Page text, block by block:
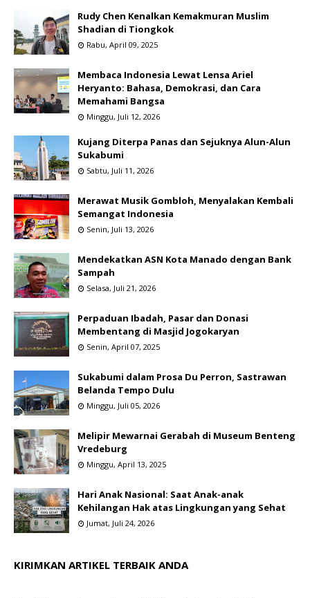
Rudy Chen Kenalkan Kemakmuran Muslim
Shadian di Tiongkok
Rabu, April 09, 2025
Membaca Indonesia Lewat Lensa Ariel
Heryanto: Bahasa, Demokrasi, dan Cara
Memahami Bangsa
Minggu, Juli 12, 2026
Kujang Diterpa Panas dan Sejuknya Alun-Alun
Sukabumi
Sabtu, Juli 11, 2026
Merawat Musik Gombloh, Menyalakan Kembali
Semangat Indonesia
Senin, Juli 13, 2026
Mendekatkan ASN Kota Manado dengan Bank
Sampah
Selasa, Juli 21, 2026
Perpaduan Ibadah, Pasar dan Donasi
Membentang di Masjid Jogokaryan
Senin, April 07, 2025
Sukabumi dalam Prosa Du Perron, Sastrawan
Belanda Tempo Dulu
Minggu, Juli 05, 2026
Melipir Mewarnai Gerabah di Museum Benteng
Vredeburg
Minggu, April 13, 2025
Hari Anak Nasional: Saat Anak-anak
Kehilangan Hak atas Lingkungan yang Sehat
Jumat, Juli 24, 2026
KIRIMKAN ARTIKEL TERBAIK ANDA